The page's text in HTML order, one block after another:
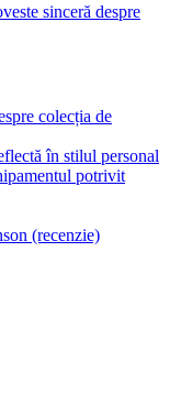
sinceră despre
colecția de
în stilul personal
potrivit
(recenzie)